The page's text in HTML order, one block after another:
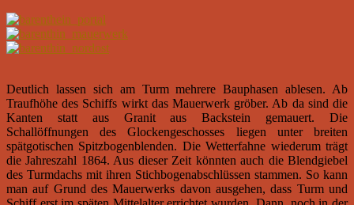
Deutlich lassen sich am Turm mehrere Bauphasen ablesen. Ab
Traufhöhe des Schiffs wirkt das Mauerwerk gröber. Ab da sind die
Kanten statt aus Granit aus Backstein gemauert. Die
Schallöffnungen des Glockengeschosses liegen unter breiten
spätgotischen Spitzbogenblenden. Die Wetterfahne wiederum trägt
die Jahreszahl 1864. Aus dieser Zeit könnten auch die Blendgiebel
des Turmdachs mit ihren Stichbogenabschlüssen stammen. So kann
man auf Grund des Mauerwerks davon ausgehen, dass Turm und